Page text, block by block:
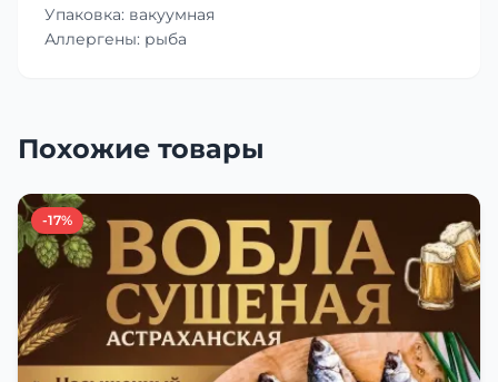
Упаковка: вакуумная
Аллергены: рыба
Похожие товары
-17%